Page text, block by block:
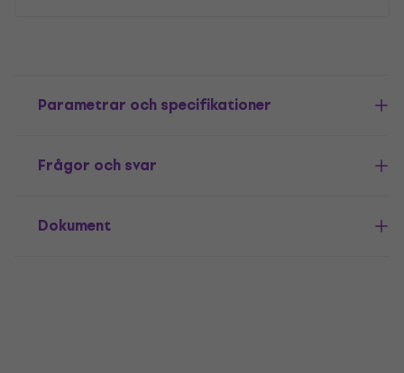
Parametrar och specifikationer
Frågor och svar
Dokument